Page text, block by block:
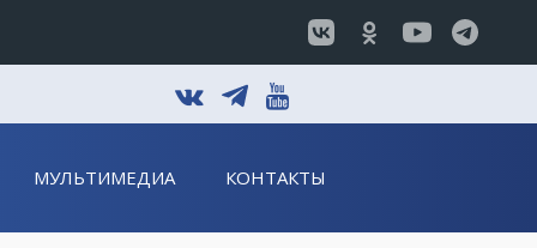
v y
МУЛЬТИМЕДИА КОНТАКТЫ